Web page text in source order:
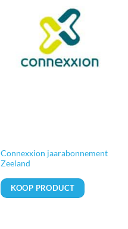
Connexxion jaarabonnement
Zeeland
KOOP PRODUCT